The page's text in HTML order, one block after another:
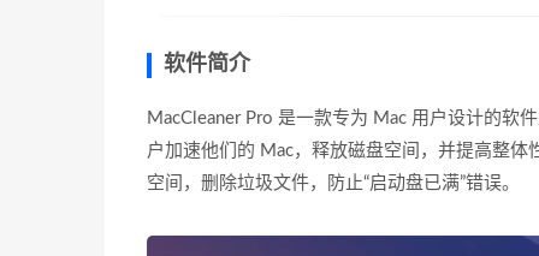
软件简介
MacCleaner Pro 是一款专为 Mac 用户设计的软
户加速他们的 Mac，释放磁盘空间，并提高整
空间，删除垃圾文件，防止“启动盘已满”错误。